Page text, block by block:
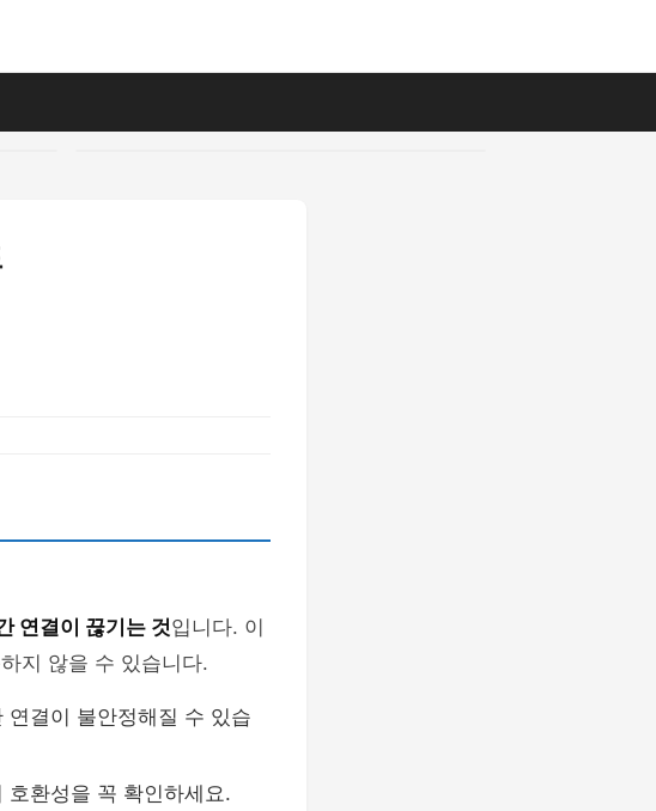
연결이 끊기는 것입니다. 이
지 않을 수 있습니다.
결이 불안정해질 수 있습
환성을 꼭 확인하세요.